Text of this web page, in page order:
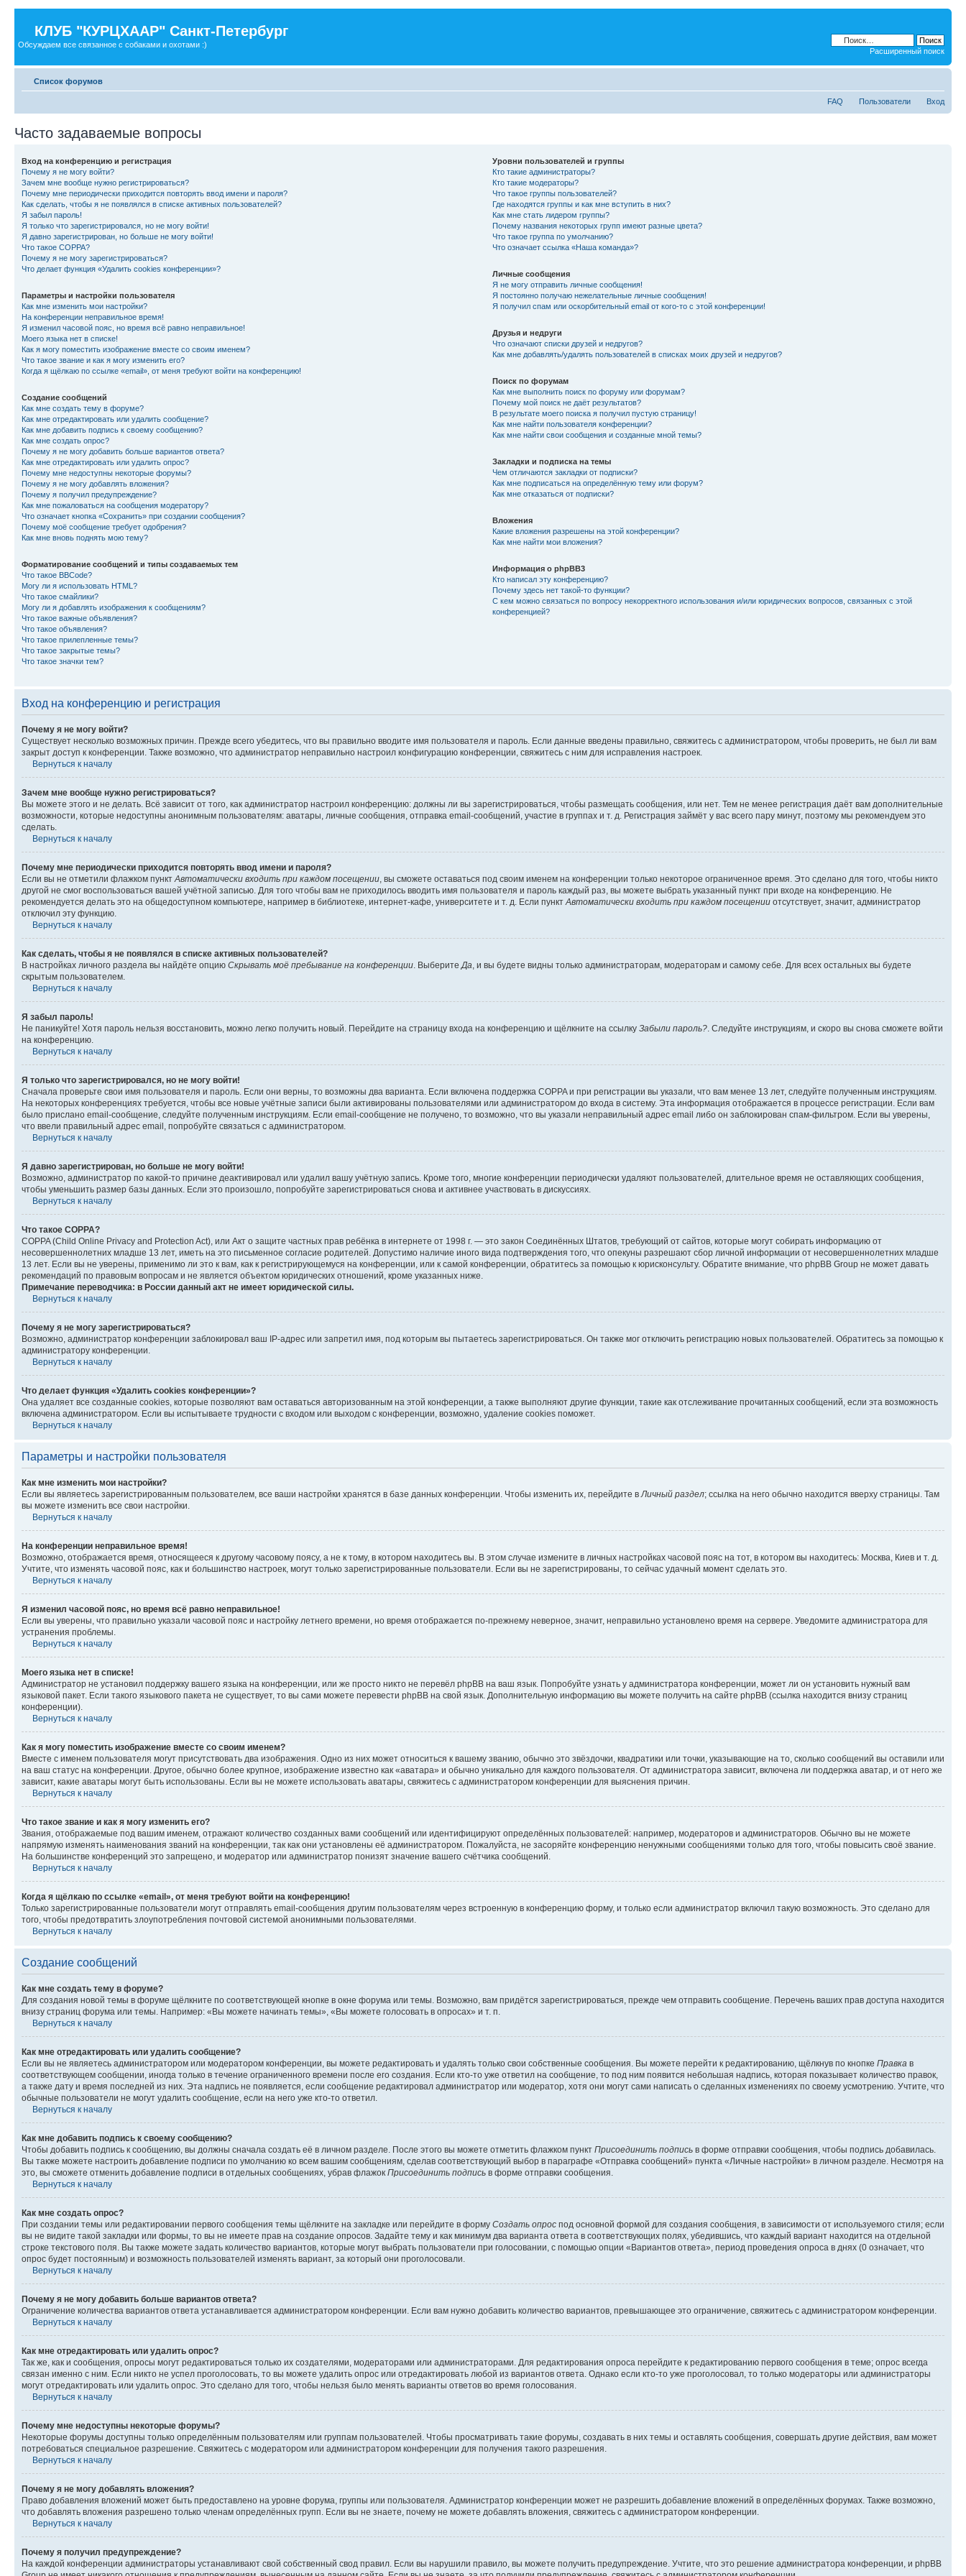
КЛУБ "КУРЦХААР" Санкт-Петербург
Обсуждаем все связанное с собаками и охотами :)
Расширенный поиск
Список форумов
FAQ Пользователи Вход
Часто задаваемые вопросы
Вход на конференцию и регистрация
Почему я не могу войти?
Зачем мне вообще нужно регистрироваться?
Почему мне периодически приходится повторять ввод имени и пароля?
Как сделать, чтобы я не появлялся в списке активных пользователей?
Я забыл пароль!
Я только что зарегистрировался, но не могу войти!
Я давно зарегистрирован, но больше не могу войти!
Что такое COPPA?
Почему я не могу зарегистрироваться?
Что делает функция «Удалить cookies конференции»?
Параметры и настройки пользователя
Как мне изменить мои настройки?
На конференции неправильное время!
Я изменил часовой пояс, но время всё равно неправильное!
Моего языка нет в списке!
Как я могу поместить изображение вместе со своим именем?
Что такое звание и как я могу изменить его?
Когда я щёлкаю по ссылке «email», от меня требуют войти на конференцию!
Создание сообщений
Как мне создать тему в форуме?
Как мне отредактировать или удалить сообщение?
Как мне добавить подпись к своему сообщению?
Как мне создать опрос?
Почему я не могу добавить больше вариантов ответа?
Как мне отредактировать или удалить опрос?
Почему мне недоступны некоторые форумы?
Почему я не могу добавлять вложения?
Почему я получил предупреждение?
Как мне пожаловаться на сообщения модератору?
Что означает кнопка «Сохранить» при создании сообщения?
Почему моё сообщение требует одобрения?
Как мне вновь поднять мою тему?
Форматирование сообщений и типы создаваемых тем
Что такое BBCode?
Могу ли я использовать HTML?
Что такое смайлики?
Могу ли я добавлять изображения к сообщениям?
Что такое важные объявления?
Что такое объявления?
Что такое прилепленные темы?
Что такое закрытые темы?
Что такое значки тем?
Уровни пользователей и группы
Кто такие администраторы?
Кто такие модераторы?
Что такое группы пользователей?
Где находятся группы и как мне вступить в них?
Как мне стать лидером группы?
Почему названия некоторых групп имеют разные цвета?
Что такое группа по умолчанию?
Что означает ссылка «Наша команда»?
Личные сообщения
Я не могу отправить личные сообщения!
Я постоянно получаю нежелательные личные сообщения!
Я получил спам или оскорбительный email от кого-то с этой конференции!
Друзья и недруги
Что означают списки друзей и недругов?
Как мне добавлять/удалять пользователей в списках моих друзей и недругов?
Поиск по форумам
Как мне выполнить поиск по форуму или форумам?
Почему мой поиск не даёт результатов?
В результате моего поиска я получил пустую страницу!
Как мне найти пользователя конференции?
Как мне найти свои сообщения и созданные мной темы?
Закладки и подписка на темы
Чем отличаются закладки от подписки?
Как мне подписаться на определённую тему или форум?
Как мне отказаться от подписки?
Вложения
Какие вложения разрешены на этой конференции?
Как мне найти мои вложения?
Информация о phpBB3
Кто написал эту конференцию?
Почему здесь нет такой-то функции?
С кем можно связаться по вопросу некорректного использования и/или юридических вопросов, связанных с этой
конференцией?
Вход на конференцию и регистрация
Почему я не могу войти?
Существует несколько возможных причин. Прежде всего убедитесь, что вы правильно вводите имя пользователя и пароль. Если данные введены правильно, свяжитесь с администратором, чтобы проверить, не был ли вам
закрыт доступ к конференции. Также возможно, что администратор неправильно настроил конфигурацию конференции, свяжитесь с ним для исправления настроек.
Вернуться к началу
Зачем мне вообще нужно регистрироваться?
Вы можете этого и не делать. Всё зависит от того, как администратор настроил конференцию: должны ли вы зарегистрироваться, чтобы размещать сообщения, или нет. Тем не менее регистрация даёт вам дополнительные
возможности, которые недоступны анонимным пользователям: аватары, личные сообщения, отправка email-сообщений, участие в группах и т. д. Регистрация займёт у вас всего пару минут, поэтому мы рекомендуем это
сделать.
Вернуться к началу
Почему мне периодически приходится повторять ввод имени и пароля?
Если вы не отметили флажком пункт Автоматически входить при каждом посещении , вы сможете оставаться под своим именем на конференции только некоторое ограниченное время. Это сделано для того, чтобы никто
другой не смог воспользоваться вашей учётной записью. Для того чтобы вам не приходилось вводить имя пользователя и пароль каждый раз, вы можете выбрать указанный пункт при входе на конференцию. Не
рекомендуется делать это на общедоступном компьютере, например в библиотеке, интернет-кафе, университете и т. д. Если пункт Автоматически входить при каждом посещении отсутствует, значит, администратор
отключил эту функцию.
Вернуться к началу
Как сделать, чтобы я не появлялся в списке активных пользователей?
В настройках личного раздела вы найдёте опцию Скрывать моё пребывание на конференции . Выберите Да , и вы будете видны только администраторам, модераторам и самому себе. Для всех остальных вы будете
скрытым пользователем.
Вернуться к началу
Я забыл пароль!
Не паникуйте! Хотя пароль нельзя восстановить, можно легко получить новый. Перейдите на страницу входа на конференцию и щёлкните на ссылку Забыли пароль? . Следуйте инструкциям, и скоро вы снова сможете войти
на конференцию.
Вернуться к началу
Я только что зарегистрировался, но не могу войти!
Сначала проверьте свои имя пользователя и пароль. Если они верны, то возможны два варианта. Если включена поддержка COPPA и при регистрации вы указали, что вам менее 13 лет, следуйте полученным инструкциям.
На некоторых конференциях требуется, чтобы все новые учётные записи были активированы пользователями или администратором до входа в систему. Эта информация отображается в процессе регистрации. Если вам
было прислано email-сообщение, следуйте полученным инструкциям. Если email-сообщение не получено, то возможно, что вы указали неправильный адрес email либо он заблокирован спам-фильтром. Если вы уверены,
что ввели правильный адрес email, попробуйте связаться с администратором.
Вернуться к началу
Я давно зарегистрирован, но больше не могу войти!
Возможно, администратор по какой-то причине деактивировал или удалил вашу учётную запись. Кроме того, многие конференции периодически удаляют пользователей, длительное время не оставляющих сообщения,
чтобы уменьшить размер базы данных. Если это произошло, попробуйте зарегистрироваться снова и активнее участвовать в дискуссиях.
Вернуться к началу
Что такое COPPA?
COPPA (Child Online Privacy and Protection Act), или Акт о защите частных прав ребёнка в интернете от 1998 г. — это закон Соединённых Штатов, требующий от сайтов, которые могут собирать информацию от
несовершеннолетних младше 13 лет, иметь на это письменное согласие родителей. Допустимо наличие иного вида подтверждения того, что опекуны разрешают сбор личной информации от несовершеннолетних младше
13 лет. Если вы не уверены, применимо ли это к вам, как к регистрирующемуся на конференции, или к самой конференции, обратитесь за помощью к юрисконсульту. Обратите внимание, что phpBB Group не может давать
рекомендаций по правовым вопросам и не является объектом юридических отношений, кроме указанных ниже.
Примечание переводчика: в России данный акт не имеет юридической силы.
Вернуться к началу
Почему я не могу зарегистрироваться?
Возможно, администратор конференции заблокировал ваш IP-адрес или запретил имя, под которым вы пытаетесь зарегистрироваться. Он также мог отключить регистрацию новых пользователей. Обратитесь за помощью к
администратору конференции.
Вернуться к началу
Что делает функция «Удалить cookies конференции»?
Она удаляет все созданные cookies, которые позволяют вам оставаться авторизованным на этой конференции, а также выполняют другие функции, такие как отслеживание прочитанных сообщений, если эта возможность
включена администратором. Если вы испытываете трудности с входом или выходом с конференции, возможно, удаление cookies поможет.
Вернуться к началу
Параметры и настройки пользователя
Как мне изменить мои настройки?
Если вы являетесь зарегистрированным пользователем, все ваши настройки хранятся в базе данных конференции. Чтобы изменить их, перейдите в Личный раздел; ссылка на него обычно находится вверху страницы. Там
вы можете изменить все свои настройки.
Вернуться к началу
На конференции неправильное время!
Возможно, отображается время, относящееся к другому часовому поясу, а не к тому, в котором находитесь вы. В этом случае измените в личных настройках часовой пояс на тот, в котором вы находитесь: Москва, Киев и т. д.
Учтите, что изменять часовой пояс, как и большинство настроек, могут только зарегистрированные пользователи. Если вы не зарегистрированы, то сейчас удачный момент сделать это.
Вернуться к началу
Я изменил часовой пояс, но время всё равно неправильное!
Если вы уверены, что правильно указали часовой пояс и настройку летнего времени, но время отображается по-прежнему неверное, значит, неправильно установлено время на сервере. Уведомите администратора для
устранения проблемы.
Вернуться к началу
Моего языка нет в списке!
Администратор не установил поддержку вашего языка на конференции, или же просто никто не перевёл phpBB на ваш язык. Попробуйте узнать у администратора конференции, может ли он установить нужный вам
языковой пакет. Если такого языкового пакета не существует, то вы сами можете перевести phpBB на свой язык. Дополнительную информацию вы можете получить на сайте phpBB (ссылка находится внизу страниц
конференции).
Вернуться к началу
Как я могу поместить изображение вместе со своим именем?
Вместе с именем пользователя могут присутствовать два изображения. Одно из них может относиться к вашему званию, обычно это звёздочки, квадратики или точки, указывающие на то, сколько сообщений вы оставили или
на ваш статус на конференции. Другое, обычно более крупное, изображение известно как «аватара» и обычно уникально для каждого пользователя. От администратора зависит, включена ли поддержка аватар, и от него же
зависит, какие аватары могут быть использованы. Если вы не можете использовать аватары, свяжитесь с администратором конференции для выяснения причин.
Вернуться к началу
Что такое звание и как я могу изменить его?
Звания, отображаемые под вашим именем, отражают количество созданных вами сообщений или идентифицируют определённых пользователей: например, модераторов и администраторов. Обычно вы не можете
напрямую изменять наименования званий на конференции, так как они установлены её администратором. Пожалуйста, не засоряйте конференцию ненужными сообщениями только для того, чтобы повысить своё звание.
На большинстве конференций это запрещено, и модератор или администратор понизят значение вашего счётчика сообщений.
Вернуться к началу
Когда я щёлкаю по ссылке «email», от меня требуют войти на конференцию!
Только зарегистрированные пользователи могут отправлять email-сообщения другим пользователям через встроенную в конференцию форму, и только если администратор включил такую возможность. Это сделано для
того, чтобы предотвратить злоупотребления почтовой системой анонимными пользователями.
Вернуться к началу
Создание сообщений
Как мне создать тему в форуме?
Для создания новой темы в форуме щёлкните по соответствующей кнопке в окне форума или темы. Возможно, вам придётся зарегистрироваться, прежде чем отправить сообщение. Перечень ваших прав доступа находится
внизу страниц форума или темы. Например: «Вы можете начинать темы», «Вы можете голосовать в опросах» и т. п.
Вернуться к началу
Как мне отредактировать или удалить сообщение?
Если вы не являетесь администратором или модератором конференции, вы можете редактировать и удалять только свои собственные сообщения. Вы можете перейти к редактированию, щёлкнув по кнопке Правка в
соответствующем сообщении, иногда только в течение ограниченного времени после его создания. Если кто-то уже ответил на сообщение, то под ним появится небольшая надпись, которая показывает количество правок,
а также дату и время последней из них. Эта надпись не появляется, если сообщение редактировал администратор или модератор, хотя они могут сами написать о сделанных изменениях по своему усмотрению. Учтите, что
обычные пользователи не могут удалить сообщение, если на него уже кто-то ответил.
Вернуться к началу
Как мне добавить подпись к своему сообщению?
Чтобы добавить подпись к сообщению, вы должны сначала создать её в личном разделе. После этого вы можете отметить флажком пункт Присоединить подпись в форме отправки сообщения, чтобы подпись добавилась.
Вы также можете настроить добавление подписи по умолчанию ко всем вашим сообщениям, сделав соответствующий выбор в параграфе «Отправка сообщений» пункта «Личные настройки» в личном разделе. Несмотря на
это, вы сможете отменить добавление подписи в отдельных сообщениях, убрав флажок Присоединить подпись в форме отправки сообщения.
Вернуться к началу
Как мне создать опрос?
При создании темы или редактировании первого сообщения темы щёлкните на закладке или перейдите в форму Создать опрос под основной формой для создания сообщения, в зависимости от используемого стиля; если
вы не видите такой закладки или формы, то вы не имеете прав на создание опросов. Задайте тему и как минимум два варианта ответа в соответствующих полях, убедившись, что каждый вариант находится на отдельной
строке текстового поля. Вы также можете задать количество вариантов, которые могут выбрать пользователи при голосовании, с помощью опции «Вариантов ответа», период проведения опроса в днях (0 означает, что
опрос будет постоянным) и возможность пользователей изменять вариант, за который они проголосовали.
Вернуться к началу
Почему я не могу добавить больше вариантов ответа?
Ограничение количества вариантов ответа устанавливается администратором конференции. Если вам нужно добавить количество вариантов, превышающее это ограничение, свяжитесь с администратором конференции.
Вернуться к началу
Как мне отредактировать или удалить опрос?
Так же, как и сообщения, опросы могут редактироваться только их создателями, модераторами или администраторами. Для редактирования опроса перейдите к редактированию первого сообщения в теме; опрос всегда
связан именно с ним. Если никто не успел проголосовать, то вы можете удалить опрос или отредактировать любой из вариантов ответа. Однако если кто-то уже проголосовал, то только модераторы или администраторы
могут отредактировать или удалить опрос. Это сделано для того, чтобы нельзя было менять варианты ответов во время голосования.
Вернуться к началу
Почему мне недоступны некоторые форумы?
Некоторые форумы доступны только определённым пользователям или группам пользователей. Чтобы просматривать такие форумы, создавать в них темы и оставлять сообщения, совершать другие действия, вам может
потребоваться специальное разрешение. Свяжитесь с модератором или администратором конференции для получения такого разрешения.
Вернуться к началу
Почему я не могу добавлять вложения?
Право добавления вложений может быть предоставлено на уровне форума, группы или пользователя. Администратор конференции может не разрешить добавление вложений в определённых форумах. Также возможно,
что добавлять вложения разрешено только членам определённых групп. Если вы не знаете, почему не можете добавлять вложения, свяжитесь с администратором конференции.
Вернуться к началу
Почему я получил предупреждение?
На каждой конференции администраторы устанавливают свой собственный свод правил. Если вы нарушили правило, вы можете получить предупреждение. Учтите, что это решение администратора конференции, и phpBB